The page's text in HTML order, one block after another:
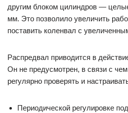
другим блоком цилиндров —
мм. Это позволило увеличить
поставить коленвал с
Распредвал приводится в
Он не предусмотрен, в связи с
регулярно проверять и
Периодической регулировке